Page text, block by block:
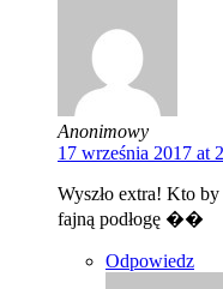
Anonimowy
17 września 2017 at
Wyszło extra! Kto by
fajną podłogę ��
Odpowiedz